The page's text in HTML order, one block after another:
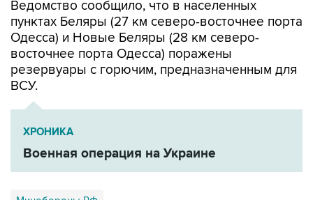
Одесса) и Новые Беляры (28 км северо-
восточнее порта Одесса) поражены
резервуары с горючим, предназначенным для
ВСУ.
ХРОНИКА
Военная операция на Украине
Минобороны РФ